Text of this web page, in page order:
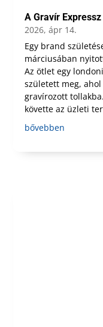
A Gravír
2026, ápr 14.
Egy brand
márciusában
Az ötlet egy
született meg,
gravírozott
követte az üzleti
bővebben